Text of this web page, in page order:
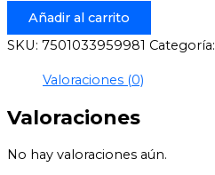
Añadir al carrito
SKU: 7501033959981 Categoría:
Valoraciones (0)
Valoraciones
No hay valoraciones aún.